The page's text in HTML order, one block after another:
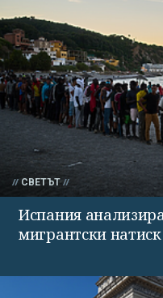
СВЕТЪТ
Испания
мигрантски